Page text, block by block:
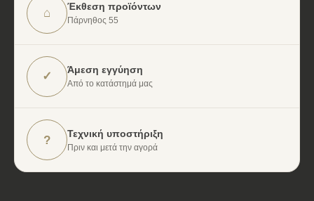
⌂ Έκθεση προϊόντων
Πάρνηθος 55
✓ Άμεση εγγύηση
Από το κατάστημά μας
? Τεχνική υποστήριξη
Πριν και μετά την αγορά